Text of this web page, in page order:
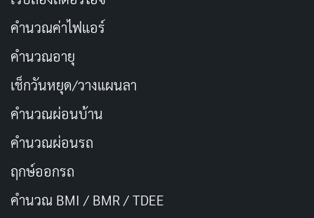
คำนวณค่าไฟแอร์
คำนวณอายุ
เช็กวันหยุด/วางแผนลา
คำนวณผ่อนบ้าน
คำนวณผ่อนรถ
ฤกษ์ออกรถ
คำนวณ BMI / BMR / TDEE